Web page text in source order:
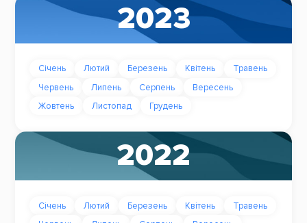
2023
Січень Лютий Березень Квітень
Травень
Червень
Липень Серпень
Вересень
Жовтень
Листопад Грудень
2022
Січень Лютий Березень Квітень
Травень